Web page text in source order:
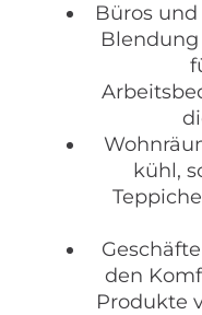
Büros
kühl,
den
Produkte